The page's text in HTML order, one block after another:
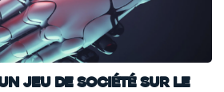
un jeu de société sur le